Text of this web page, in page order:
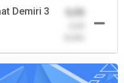
Demiri 3